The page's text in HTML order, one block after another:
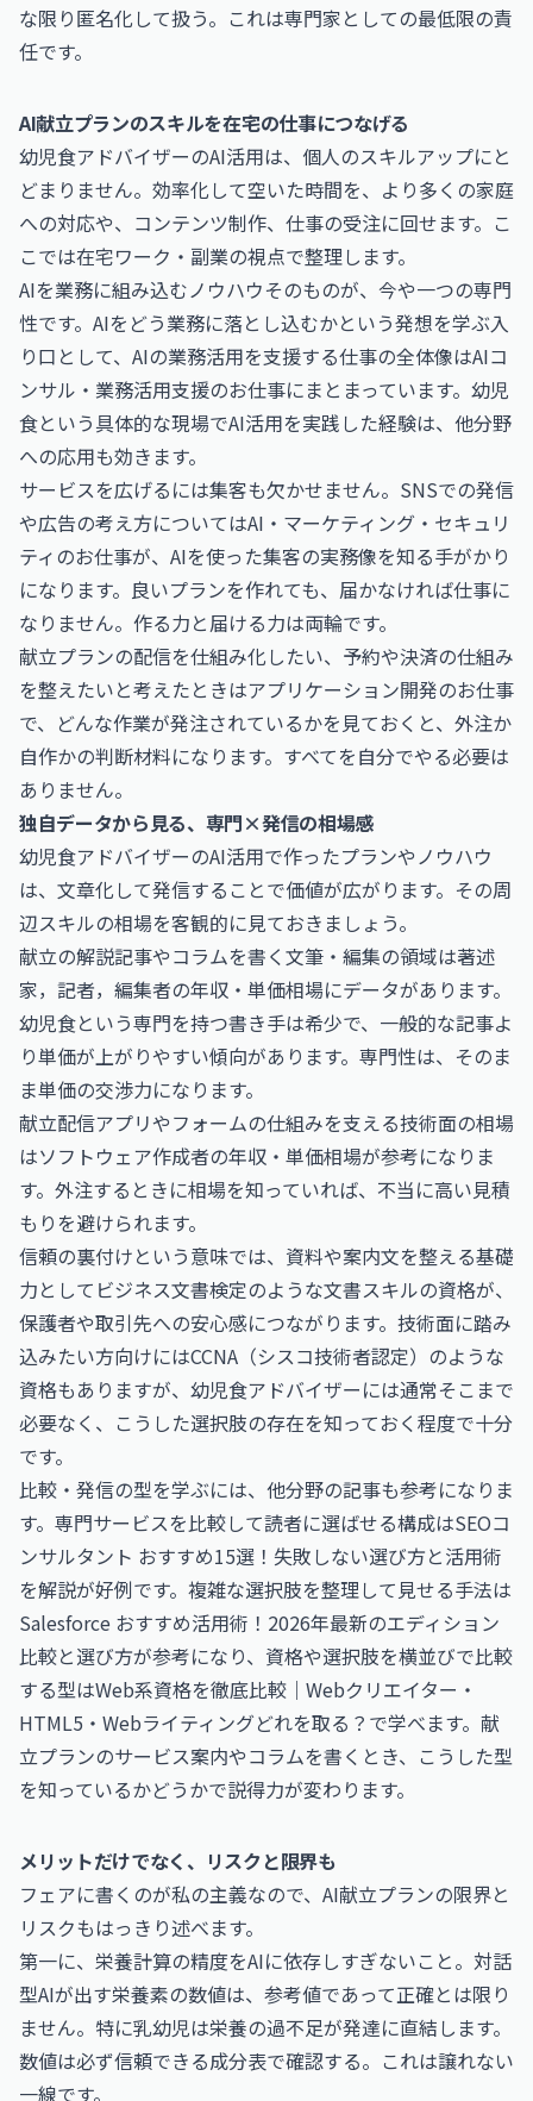
な限り匿名化して扱う。これは専門家としての最低限の責
任です。
AI献立プランのスキルを在宅の仕事につなげる
幼児食アドバイザーのAI活用は、個人のスキルアップにと
どまりません。効率化して空いた時間を、より多くの家庭
への対応や、コンテンツ制作、仕事の受注に回せます。こ
こでは在宅ワーク・副業の視点で整理します。
AIを業務に組み込むノウハウそのものが、今や一つの専門
性です。AIをどう業務に落とし込むかという発想を学ぶ入
り口として、AIの業務活用を支援する仕事の全体像はAIコ
ンサル・業務活用支援のお仕事にまとまっています。幼児
食という具体的な現場でAI活用を実践した経験は、他分野
への応用も効きます。
サービスを広げるには集客も欠かせません。SNSでの発信
や広告の考え方についてはAI・マーケティング・セキュリ
ティのお仕事が、AIを使った集客の実務像を知る手がかり
になります。良いプランを作れても、届かなければ仕事に
なりません。作る力と届ける力は両輪です。
献立プランの配信を仕組み化したい、予約や決済の仕組み
を整えたいと考えたときはアプリケーション開発のお仕事
で、どんな作業が発注されているかを見ておくと、外注か
自作かの判断材料になります。すべてを自分でやる必要は
ありません。
独自データから見る、専門×発信の相場感
幼児食アドバイザーのAI活用で作ったプランやノウハウ
は、文章化して発信することで価値が広がります。その周
辺スキルの相場を客観的に見ておきましょう。
献立の解説記事やコラムを書く文筆・編集の領域は著述
家，記者，編集者の年収・単価相場にデータがあります。
幼児食という専門を持つ書き手は希少で、一般的な記事よ
り単価が上がりやすい傾向があります。専門性は、そのま
ま単価の交渉力になります。
献立配信アプリやフォームの仕組みを支える技術面の相場
はソフトウェア作成者の年収・単価相場が参考になりま
す。外注するときに相場を知っていれば、不当に高い見積
もりを避けられます。
信頼の裏付けという意味では、資料や案内文を整える基礎
力として ビジネス文書検定のような文書スキルの資格が、
保護者や取引先への安心感につながります。技術面に踏み
込みたい方向けにはCCNA（シスコ技術者認定） のような
資格もありますが、幼児食アドバイザーには通常そこまで
必要なく、こうした選択肢の存在を知っておく程度で十分
です。
比較・発信の型を学ぶには、他分野の記事も参考になりま
す。専門サービスを比較して読者に選ばせる構成はSEOコ
ンサルタント おすすめ15選！失敗しない選び方と活用術
を解説が好例です。複雑な選択肢を整理して見せる手法は
Salesforce おすすめ活用術！2026年最新のエディション
比較と選び方が参考になり、資格や選択肢を横並びで比較
する型はWeb系資格を徹底比較｜Webクリエイター・
HTML5・Webライティングどれを取る？ で学べます。献
立プランのサービス案内やコラムを書くとき、こうした型
を知っているかどうかで説得力が変わります。
メリットだけでなく、リスクと限界も
フェアに書くのが私の主義なので、AI献立プランの限界と
リスクもはっきり述べます。
第一に、栄養計算の精度をAIに依存しすぎないこと。対話
型AIが出す栄養素の数値は、参考値であって正確とは限り
ません。特に乳幼児は栄養の過不足が発達に直結します。
数値は必ず信頼できる成分表で確認する。これは譲れない
一線です。